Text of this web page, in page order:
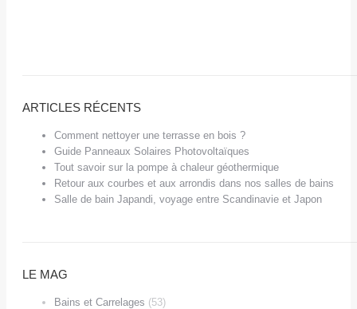
ARTICLES RÉCENTS
Comment nettoyer une terrasse en bois ?
Guide Panneaux Solaires Photovoltaïques
Tout savoir sur la pompe à chaleur géothermique
Retour aux courbes et aux arrondis dans nos salles de bains
Salle de bain Japandi, voyage entre Scandinavie et Japon
LE MAG
Bains et Carrelages (53)